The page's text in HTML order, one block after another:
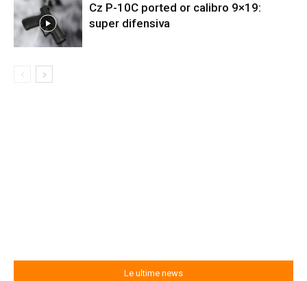
Cz P-10C ported or calibro 9×19:
super difensiva
Le ultime news